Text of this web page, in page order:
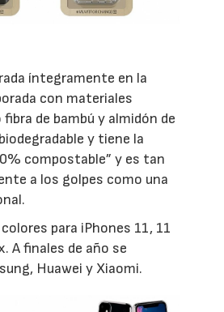
íntegramente en la
con materiales
de bambú y almidón de
y tiene la
compostable” y es tan
a los golpes como una
para iPhones 11, 11
A finales de año se
Huawei y Xiaomi.